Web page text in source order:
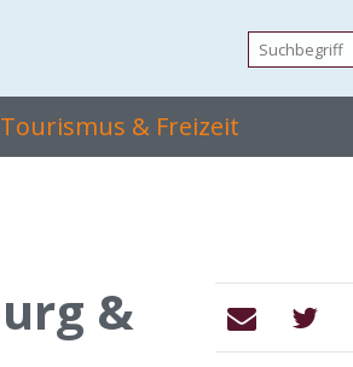
Tourismus & Freizeit
&